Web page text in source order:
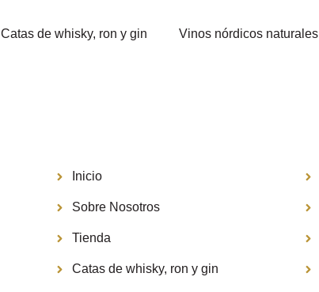
Catas de whisky, ron y gin Vinos nórdicos naturales
Inicio
Sobre Nosotros
Tienda
Catas de whisky, ron y gin